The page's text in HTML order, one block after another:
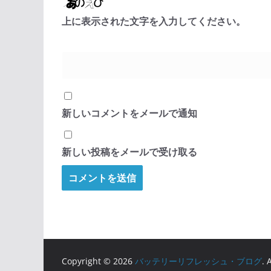
上に表示された文字を入力してください。
新しいコメントをメールで通知
新しい投稿をメールで受け取る
Copyright © 2026 バッテリーリフレッシュ・ブログ.